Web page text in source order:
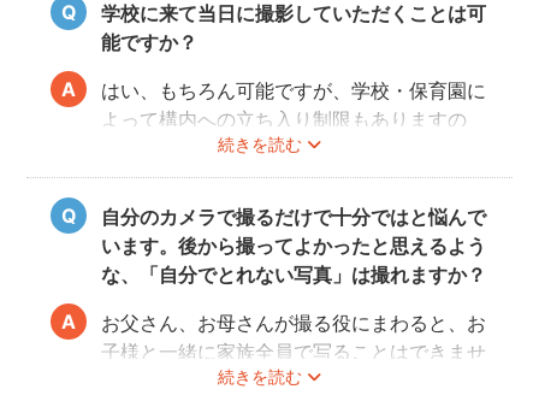
学校に来て当日に撮影していただくことは可
能ですか？
続きを読む
はい、もちろん可能ですが、学校・保育園に
よって構内への立ち入り制限もありますの
で、事前にご確認をお願いいたします。
自分のカメラで撮るだけで十分ではと悩んで
います。後から撮ってよかったと思えるよう
な、「自分でとれない写真」は撮れますか？
続きを読む
お父さん、お母さんが撮る役にまわると、お
子様と一緒に家族全員で写ることはできませ
んし、プロの機材や構図ならではのクオリテ